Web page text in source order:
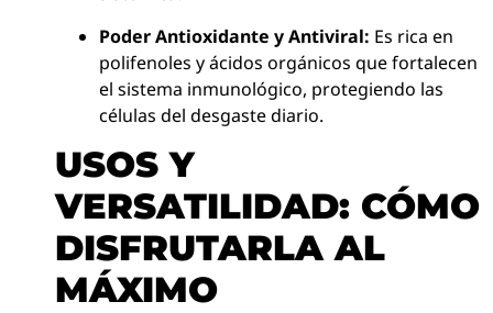
Poder Antioxidante y Antiviral: Es rica en
polifenoles y ácidos orgánicos que fortalecen
el sistema inmunológico, protegiendo las
células del desgaste diario.
USOS Y
VERSATILIDAD: CÓMO
DISFRUTARLA AL
MÁXIMO